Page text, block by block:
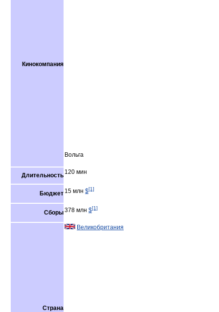
Кинокомпания
Вольга
Длительность 120 мин
Бюджет 15 млн $[1]
Сборы378 млн $[1]
Страна
Великобритания